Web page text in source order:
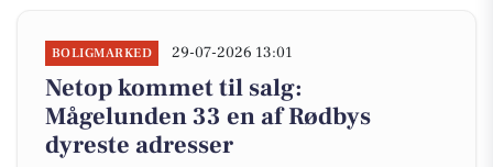
BOLIGMARKED 29-07-2026 13:01
Netop kommet til salg:
Mågelunden 33 en af Rødbys
dyreste adresser